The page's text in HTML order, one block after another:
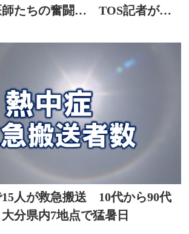
師たちの奮闘… TOS記者が取
大分
人が救急搬送 10代から90代
分県内7地点で猛暑日